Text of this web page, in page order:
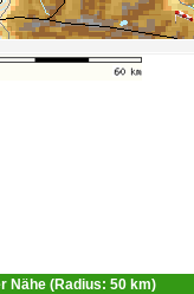
Nähe (Radius: 50 km)